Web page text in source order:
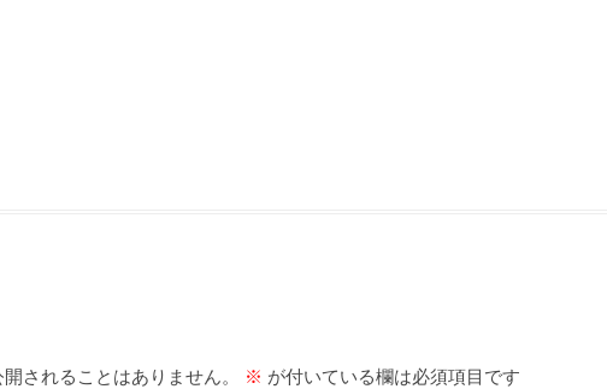
されることはありません。 ※ が付いている欄は必須項目です